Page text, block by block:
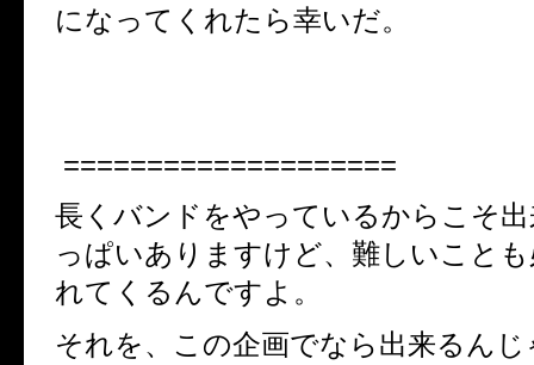
になってくれたら幸いだ。
====================
長くバンドをやっているからこそ
っぱいありますけど、難しいこと
れてくるんですよ。
それを、この企画でなら出来るん